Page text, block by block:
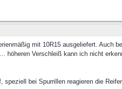
mit 10R15 ausgeliefert. Auch
Verschleiß kann ich nicht
bei Spurrillen reagieren die